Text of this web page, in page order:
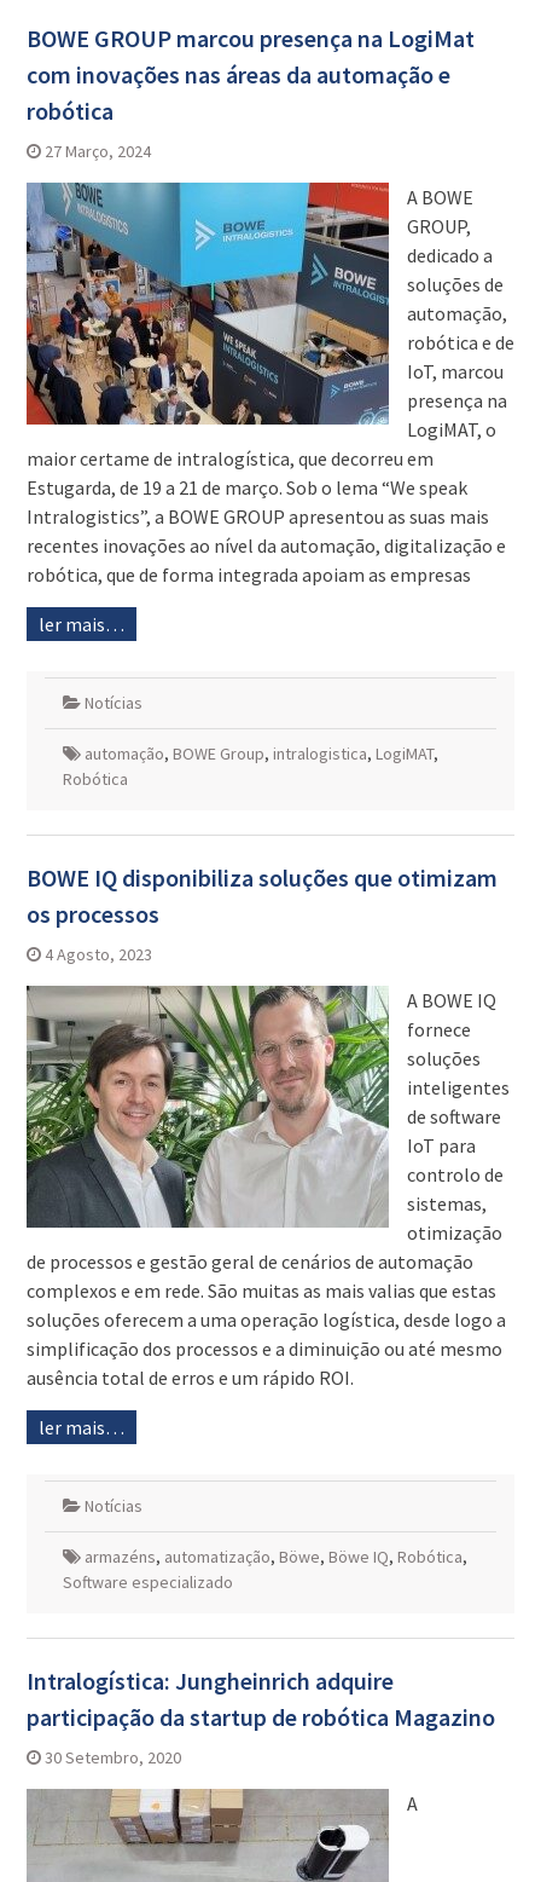
BOWE GROUP marcou presença na LogiMat
com inovações nas áreas da automação e
robótica
27 Março, 2024
A BOWE
GROUP,
dedicado a
soluções de
automação,
robótica e de
IoT, marcou
presença na
LogiMAT, o
maior certame de intralogística, que decorreu em
Estugarda, de 19 a 21 de março. Sob o lema “We speak
Intralogistics”, a BOWE GROUP apresentou as suas mais
recentes inovações ao nível da automação, digitalização e
robótica, que de forma integrada apoiam as empresas
ler mais…
Notícias
automação, BOWE Group, intralogistica, LogiMAT,
Robótica
BOWE IQ disponibiliza soluções que otimizam
os processos
4 Agosto, 2023
A BOWE IQ
fornece
soluções
inteligentes
de software
IoT para
controlo de
sistemas,
otimização
de processos e gestão geral de cenários de automação
complexos e em rede. São muitas as mais valias que estas
soluções oferecem a uma operação logística, desde logo a
simplificação dos processos e a diminuição ou até mesmo
ausência total de erros e um rápido ROI.
ler mais…
Notícias
armazéns, automatização, Böwe, Böwe IQ, Robótica,
Software especializado
Intralogística: Jungheinrich adquire
participação da startup de robótica Magazino
30 Setembro, 2020
A